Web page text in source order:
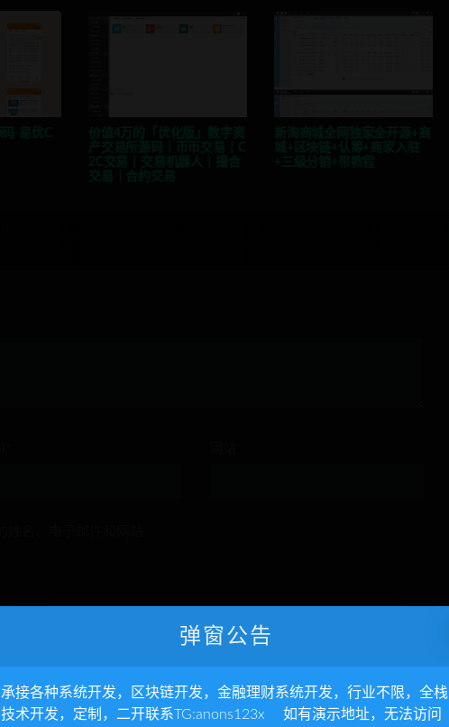
弹窗公告
承接各种系统开发，区块链开发，金融理财系统开发，行业不限，全栈
技术开发，定制，二开联系TG:anons123x 如有演示地址，无法访问